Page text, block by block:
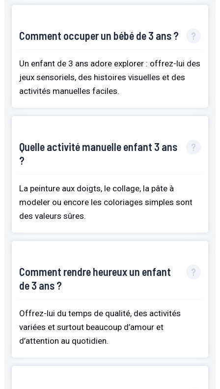
Comment occuper un bébé de 3 ans ?
Un enfant de 3 ans adore explorer : offrez-lui des
jeux sensoriels, des histoires visuelles et des
activités manuelles faciles.
Quelle activité manuelle enfant 3 ans
?
La peinture aux doigts, le collage, la pâte à
modeler ou encore les coloriages simples sont
des valeurs sûres.
Comment rendre heureux un enfant
de 3 ans ?
Offrez-lui du temps de qualité, des activités
variées et surtout beaucoup d’amour et
d’attention au quotidien.